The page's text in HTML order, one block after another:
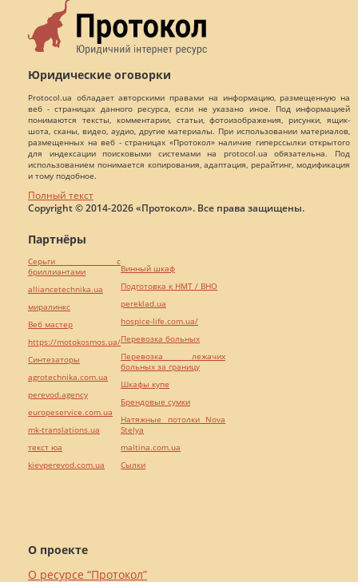
Юридические оговорки
Protocol.ua обладает авторскими правами на информацию, размещенную на
веб - страницах данного ресурса, если не указано иное. Под информацией
понимаются тексты, комментарии, статьи, фотоизображения, рисунки, ящик-
шота, сканы, видео, аудио, другие материалы. При использовании материалов,
размещенных на веб - страницах «Протокол» наличие гиперссылки открытого
для индексации поисковыми системами на protocol.ua обязательна. Под
использованием понимается копирования, адаптация, рерайтинг, модификация
и тому подобное.
Полный текст
Copyright © 2014-2026 «Протокол». Все права защищены.
О проекте
О ресурсе “Протокол”
Партнёры
Серьги с
бриллиантами
alliancetechnika.ua
миралинкс
Веб мастер
https://motokosmos.ua/
Синтезаторы
agrotechnika.com.ua
perevod.agency
europeservice.com.ua
mk-translations.ua
текст юа
kievperevod.com.ua
Винный шкаф
Подготовка к НМТ / ВНО
pereklad.ua
hospice-life.com.ua/
Перевозка больных
Перевозка лежачих
больных за границу
Шкафы купе
Брендовые сумки
Натяжные потолки Nova
Stelya
maltina.com.ua
Cылки